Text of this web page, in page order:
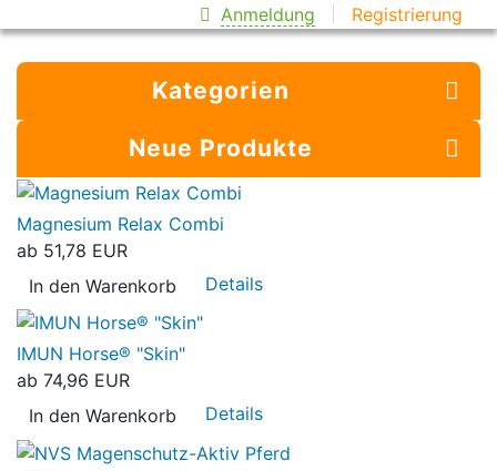
Anmeldung Registrierung
Kategorien
Neue Produkte
Magnesium Relax Combi
ab 51,78 EUR
In den Warenkorb
Details
IMUN Horse® "Skin"
ab 74,96 EUR
In den Warenkorb
Details